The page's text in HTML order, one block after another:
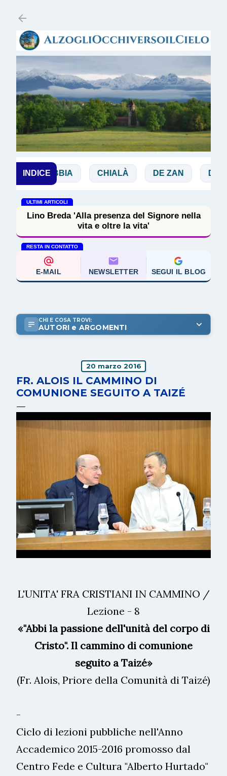
INDICE
BIBBIA CHIALÀ DE ZAN DOGLIO
ULTIMI ARTICOLI
Lino Breda 'Alla presenza del Signore nella
vita e oltre la vita'
RESTA IN CONTATTO
E-MAIL NEWSLETTER SEGUI IL BLOG
CHI E COSA TROVI:
AUTORI e ARGOMENTI
20 marzo 2016
FR. ALOIS IL CAMMINO DI
COMUNIONE SEGUITO A TAIZÉ
L'UNITA' FRA CRISTIANI IN CAMMINO /
Lezione - 8
«"Abbi la passione dell'unità del corpo di
Cristo". Il cammino di comunione
seguito a Taizé»
(Fr. Alois, Priore della Comunità di Taizé)
-
Ciclo di lezioni pubbliche nell'Anno
Accademico 2015-2016 promosso dal
Centro Fede e Cultura "Alberto Hurtado"